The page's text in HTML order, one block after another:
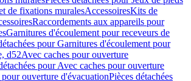
de fixations muralesAccessoiresKits de
Raccordements aux appareils pour
Garnitures d'écoulement pour receveurs de
pour Garnitures d'écoulement pour
d52Avec caches pour ouverture
pour Avec caches pour ouverture
pour ouverture d'évacuationPièces détachées